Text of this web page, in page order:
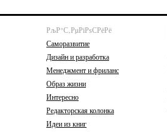
РљР°С‚РµРіРѕСРёРё
Саморазвитие
Дизайн и разработка
Менеджмент и фриланс
Образ жизни
Интересно
Редакторская колонка
Идеи из книг